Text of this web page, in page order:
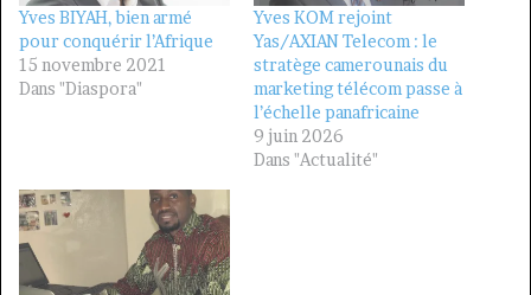
Yves BIYAH, bien armé
pour conquérir l’Afrique
15 novembre 2021
Dans "Diaspora"
Yves KOM rejoint
Yas/AXIAN Telecom : le
stratège camerounais du
marketing télécom passe à
l’échelle panafricaine
9 juin 2026
Dans "Actualité"